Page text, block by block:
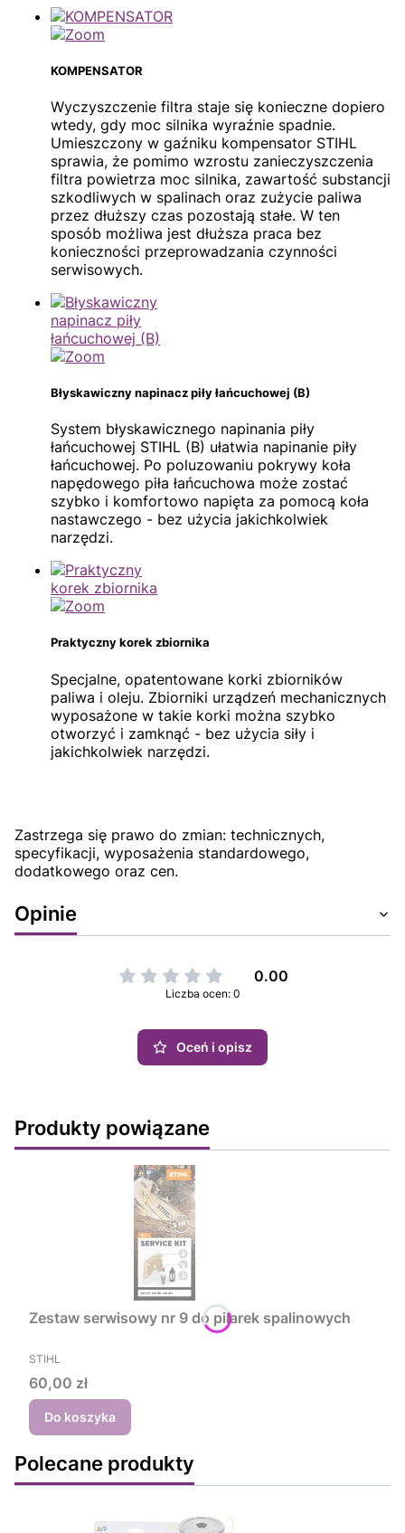
KOMPENSATOR
Wyczyszczenie filtra staje się konieczne dopiero
wtedy, gdy moc silnika wyraźnie spadnie.
Umieszczony w gaźniku kompensator STIHL
sprawia, że pomimo wzrostu zanieczyszczenia
filtra powietrza moc silnika, zawartość substancji
szkodliwych w spalinach oraz zużycie paliwa
przez dłuższy czas pozostają stałe. W ten
sposób możliwa jest dłuższa praca bez
konieczności przeprowadzania czynności
serwisowych.
Błyskawiczny napinacz piły łańcuchowej (B)
System błyskawicznego napinania piły
łańcuchowej STIHL (B) ułatwia napinanie piły
łańcuchowej. Po poluzowaniu pokrywy koła
napędowego piła łańcuchowa może zostać
szybko i komfortowo napięta za pomocą koła
nastawczego - bez użycia jakichkolwiek
narzędzi.
Praktyczny korek zbiornika
Specjalne, opatentowane korki zbiorników
paliwa i oleju. Zbiorniki urządzeń mechanicznych
wyposażone w takie korki można szybko
otworzyć i zamknąć - bez użycia siły i
jakichkolwiek narzędzi.
Zastrzega się prawo do zmian: technicznych,
specyfikacji, wyposażenia standardowego,
dodatkowego oraz cen.
Opinie
0.00
Liczba ocen: 0
Oceń i opisz
Produkty powiązane
Zestaw serwisowy nr 9 do pilarek spalinowych
PRODUCENT
STIHL
Cena
60,00 zł
Do koszyka
Polecane produkty